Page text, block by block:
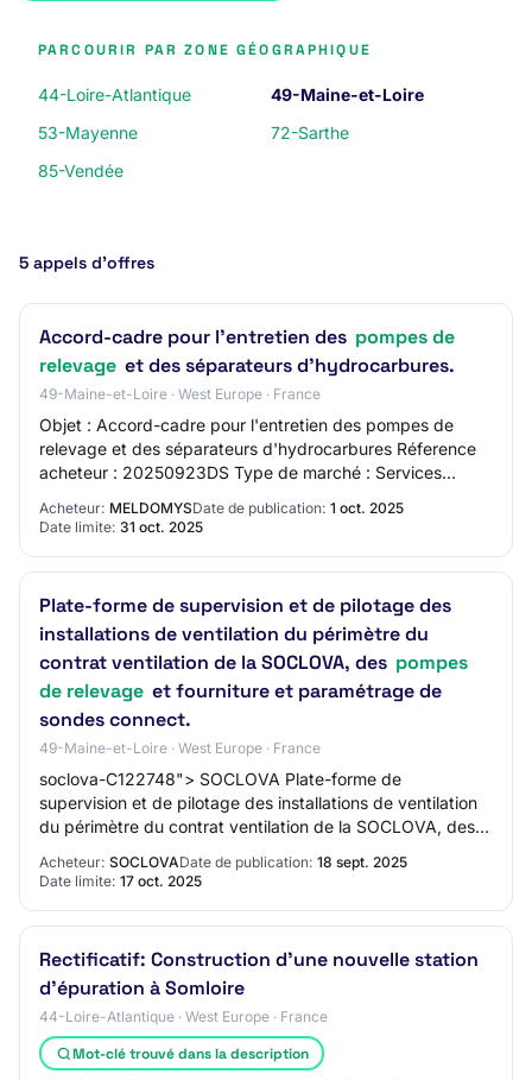
PARCOURIR PAR ZONE GÉOGRAPHIQUE
44-Loire-Atlantique
49-Maine-et-Loire
53-Mayenne
72-Sarthe
85-Vendée
5 appels d’offres
Accord-cadre pour l'entretien des pompes de
relevage et des séparateurs d'hydrocarbures.
49-Maine-et-Loire · West Europe · France
Objet : Accord-cadre pour l'entretien des pompes de
relevage et des séparateurs d'hydrocarbures Réference
acheteur : 20250923DS Type de marché : Services
Acheteur: MELDOMYSDate de publication: 1 oct. 2025
Date limite: 31 oct. 2025
Plate-forme de supervision et de pilotage des
installations de ventilation du périmètre du
contrat ventilation de la SOCLOVA, des pompes
de relevage et fourniture et paramétrage de
sondes connect.
49-Maine-et-Loire · West Europe · France
soclova-C122748"> SOCLOVA Plate-forme de
supervision et de pilotage des installations de ventilation
du périmètre du contrat ventilation de la SOCLOVA, des
Acheteur: SOCLOVADate de publication: 18 sept. 2025
Date limite: 17 oct. 2025
Rectificatif: Construction d'une nouvelle station
d'épuration à Somloire
44-Loire-Atlantique · West Europe · France
Mot-clé trouvé dans la description